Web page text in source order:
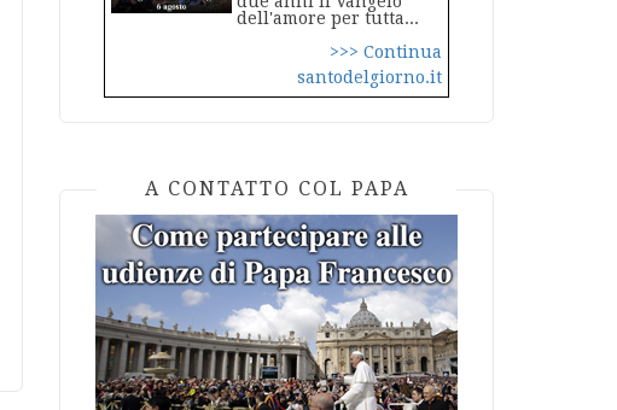
dell'amore per tutta...
>>> Continua
santodelgiorno.it
A CONTATTO COL PAPA